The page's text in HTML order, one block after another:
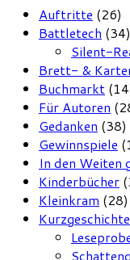
Auftritte (26)
Battletech (34)
Silent-
Brett- &
Buchmarkt
Für Autoren
Gedanken (38)
Gewinnspiele
In den Weiten
Kinderbücher
Kleinkram (28)